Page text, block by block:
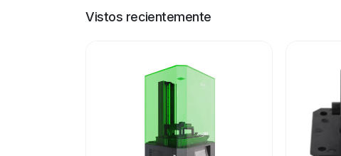
Vistos recientemente